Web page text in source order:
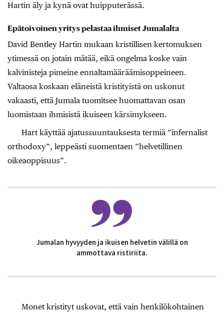
Hartin äly ja kynä ovat huipputerässä.
Epätoivoinen yritys pelastaa ihmiset Jumalalta
David Bentley Hartin mukaan kristillisen kertomuksen
ytimessä on jotain mätää, eikä ongelma koske vain
kalvinisteja pimeine ennaltamääräämisoppeineen.
Valtaosa koskaan eläneistä kristityistä on uskonut
vakaasti, että Jumala tuomitsee huomattavan osan
luomistaan ihmisistä ikuiseen kärsimykseen.
Hart käyttää ajatussuuntauksesta termiä ”infernalist
orthodoxy”, leppeästi suomentaen ”helvetillinen
oikeaoppisuus”.
Jumalan hyvyyden ja ikuisen helvetin välillä on
ammottava ristiriita.
Monet kristityt uskovat, että vain henkilökohtainen